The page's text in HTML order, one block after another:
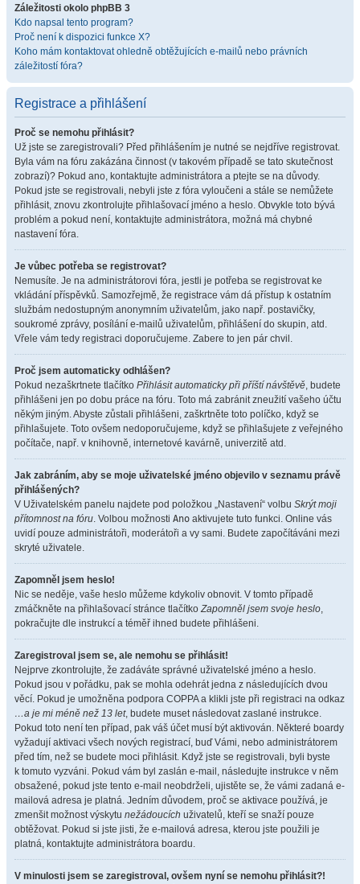
Záležitosti okolo phpBB 3
Kdo napsal tento program?
Proč není k dispozici funkce X?
Koho mám kontaktovat ohledně obtěžujících e-mailů nebo právních
záležitostí fóra?
Registrace a přihlášení
Proč se nemohu přihlásit?
Už jste se zaregistrovali? Před přihlášením je nutné se nejdříve registrovat.
Byla vám na fóru zakázána činnost (v takovém případě se tato skutečnost
zobrazí)? Pokud ano, kontaktujte administrátora a ptejte se na důvody.
Pokud jste se registrovali, nebyli jste z fóra vyloučeni a stále se nemůžete
přihlásit, znovu zkontrolujte přihlašovací jméno a heslo. Obvykle toto bývá
problém a pokud není, kontaktujte administrátora, možná má chybné
nastavení fóra.
Je vůbec potřeba se registrovat?
Nemusíte. Je na administrátorovi fóra, jestli je potřeba se registrovat ke
vkládání příspěvků. Samozřejmě, že registrace vám dá přístup k ostatním
službám nedostupným anonymním uživatelům, jako např. postavičky,
soukromé zprávy, posílání e-mailů uživatelům, přihlášení do skupin, atd.
Vřele vám tedy registraci doporučujeme. Zabere to jen pár chvil.
Proč jsem automaticky odhlášen?
Pokud nezaškrtnete tlačítko Přihlásit automaticky při příští návštěvě, budete
přihlášeni jen po dobu práce na fóru. Toto má zabránit zneužití vašeho účtu
někým jiným. Abyste zůstali přihlášeni, zaškrtněte toto políčko, když se
přihlašujete. Toto ovšem nedoporučujeme, když se přihlašujete z veřejného
počítače, např. v knihovně, internetové kavárně, univerzitě atd.
Jak zabráním, aby se moje uživatelské jméno objevilo v seznamu právě
přihlášených?
V Uživatelském panelu najdete pod položkou „Nastavení“ volbu Skrýt moji
přítomnost na fóru. Volbou možnosti Ano aktivujete tuto funkci. Online vás
uvidí pouze administrátoři, moderátoři a vy sami. Budete započítáváni mezi
skryté uživatele.
Zapomněl jsem heslo!
Nic se neděje, vaše heslo můžeme kdykoliv obnovit. V tomto případě
zmáčkněte na přihlašovací stránce tlačítkoZapomněl jsem svoje heslo,
pokračujte dle instrukcí a téměř ihned budete přihlášeni.
Zaregistroval jsem se, ale nemohu se přihlásit!
Nejprve zkontrolujte, že zadáváte správné uživatelské jméno a heslo.
Pokud jsou v pořádku, pak se mohla odehrát jedna z následujících dvou
věcí. Pokud je umožněna podpora COPPA a klikli jste při registraci na odkaz
…a je mi méně než 13 let, budete muset následovat zaslané instrukce.
Pokud toto není ten případ, pak váš účet musí být aktivován. Některé boardy
vyžadují aktivaci všech nových registrací, buď Vámi, nebo administrátorem
před tím, než se budete moci přihlásit. Když jste se registrovali, byli byste
k tomuto vyzváni. Pokud vám byl zaslán e-mail, následujte instrukce v něm
obsažené, pokud jste tento e-mail neobdrželi, ujistěte se, že vámi zadaná e-
mailová adresa je platná. Jedním důvodem, proč se aktivace používá, je
zmenšit možnost výskytu nežádoucích uživatelů, kteří se snaží pouze
obtěžovat. Pokud si jste jisti, že e-mailová adresa, kterou jste použili je
platná, kontaktujte administrátora boardu.
V minulosti jsem se zaregistroval, ovšem nyní se nemohu přihlásit?!